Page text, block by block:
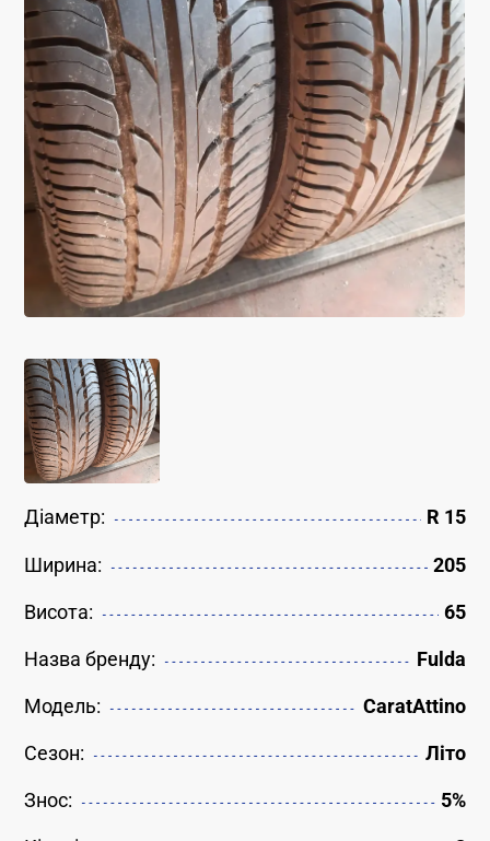
Діаметр: R 15
Ширина: 205
Висота: 65
Назва бренду: Fulda
Модель: CaratAttino
Сезон: Літо
Знос: 5%